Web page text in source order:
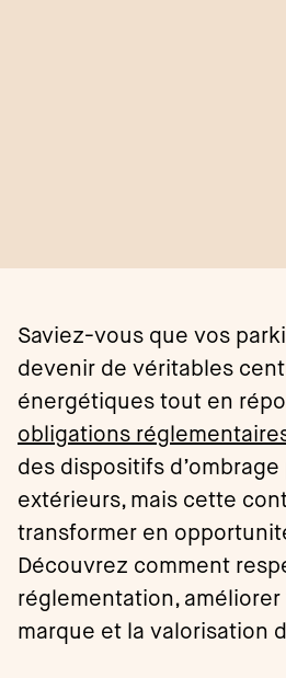
Saviez-vous que vos
devenir de véritables
énergétiques tout en
obligations
des dispositifs
extérieurs, mais cette
transformer en
Découvrez comment
réglementation,
marque et la valorisation